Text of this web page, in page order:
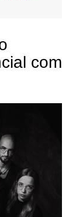
com